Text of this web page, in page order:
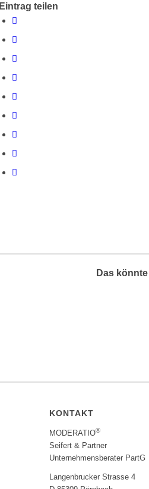
Eintrag teilen
Das
KONTAKT
MODERATIO®
Seifert & Partner
Unternehmensberater PartG
Langenbrucker Strasse 4